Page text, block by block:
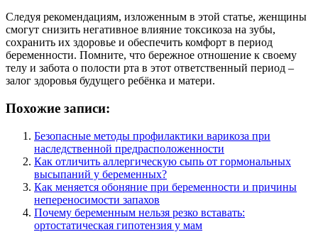
Следуя рекомендациям, изложенным в этой статье, женщины
смогут снизить негативное влияние токсикоза на зубы,
сохранить их здоровье и обеспечить комфорт в период
беременности. Помните, что бережное отношение к своему
телу и забота о полости рта в этот ответственный период –
залог здоровья будущего ребёнка и матери.
Похожие записи:
Безопасные методы профилактики варикоза при
наследственной предрасположенности
Как отличить аллергическую сыпь от гормональных
высыпаний у беременных?
Как меняется обоняние при беременности и причины
непереносимости запахов
Почему беременным нельзя резко вставать:
ортостатическая гипотензия у мам